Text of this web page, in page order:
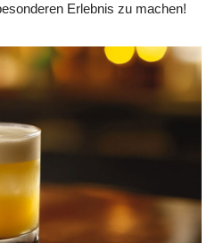
Erlebnis zu machen!